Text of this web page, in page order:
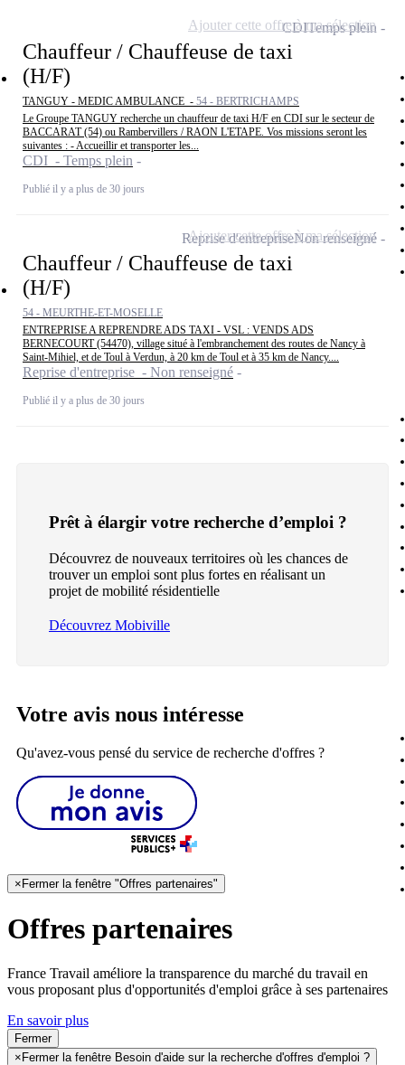
Chauffeur / Chauffeuse de taxi
(H/F)
TANGUY - MEDIC AMBULANCE - 54 - BERTRICHAMPS
Le Groupe TANGUY recherche un chauffeur de taxi H/F en CDI sur le secteur de
BACCARAT (54) ou Rambervillers / RAON L'ETAPE. Vos missions seront les
suivantes : - Accueillir et transporter les...
CDI - Temps plein
Publié il y a plus de 30 jours
CDITemps plein
Ajouter cette offre à ma sélection
Chauffeur / Chauffeuse de taxi
(H/F)
54 - MEURTHE-ET-MOSELLE
ENTREPRISE A REPRENDRE ADS TAXI - VSL : VENDS ADS
BERNECOURT (54470), village situé à l'embranchement des routes de Nancy à
Saint-Mihiel, et de Toul à Verdun, à 20 km de Toul et à 35 km de Nancy....
Reprise d'entreprise - Non renseigné
Publié il y a plus de 30 jours
Reprise d'entrepriseNon renseigné
Ajouter cette offre à ma sélection
Prêt à élargir votre recherche d’emploi ?
Découvrez de nouveaux territoires où les chances de
trouver un emploi sont plus fortes en réalisant un
projet de mobilité résidentielle
Découvrez Mobiville
Votre avis nous intéresse
Qu'avez-vous pensé du service de recherche d'offres ?
× Fermer la fenêtre "Offres partenaires"
Offres partenaires
France Travail améliore la transparence du marché du travail en
vous proposant plus d'opportunités d'emploi grâce à ses partenaires
En savoir plus
Fermer
× Fermer la fenêtre Besoin d'aide sur la recherche d'offres d'emploi ?